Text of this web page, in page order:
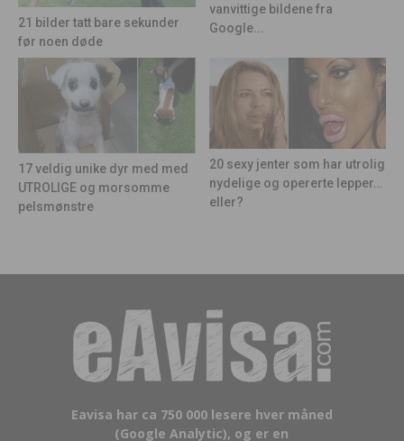
21 bilder tatt bare sekunder
før noen døde
vanvittige bildene fra
Google...
17 veldig unike dyr med med
UTROLIGE og morsomme
pelsmønstre
20 sexy jenter som har utrolig
nydelige og opererte lepper…
eller?
Eavisa har ca 750 000 lesere hver måned
(Google Analytic), og er en